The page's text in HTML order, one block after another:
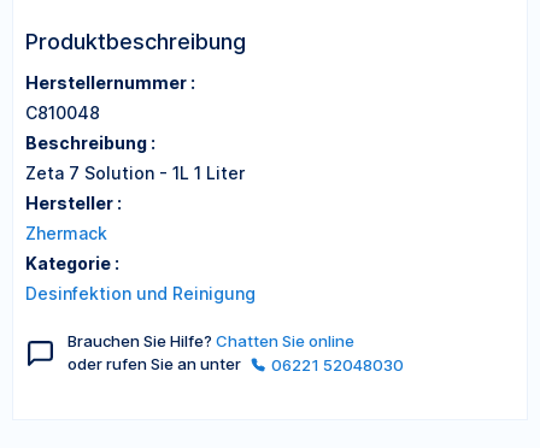
Produktbeschreibung
Herstellernummer :
C810048
Beschreibung :
Zeta 7 Solution - 1L 1 Liter
Hersteller :
Zhermack
Kategorie :
Desinfektion und Reinigung
Brauchen Sie Hilfe? Chatten Sie online
oder rufen Sie an unter
06221 52048030